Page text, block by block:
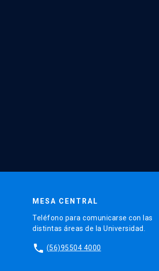
MESA CENTRAL
Teléfono para comunicarse con las
distintas áreas de la Universidad.
phone (56)95504 4000